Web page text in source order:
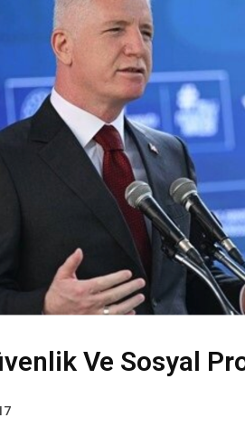
Ve Sosyal